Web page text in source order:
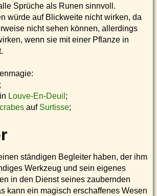
Sprüche als Runen sinnvoll.
würde auf Blickweite nicht wirken, da
nicht sehen können, allerdings
wenn sie mit einer Pflanze in
;
Louve-En-Deuil ;
auf Surtisse;
ständigen Begleiter haben, der ihm
Werkzeug und sein eigenes
in den Dienst seines zaubernden
kann ein magisch erschaffenes Wesen